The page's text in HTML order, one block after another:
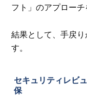
フト」のアプローチ
結果として、手戻
す。
セキュリティレビ
保